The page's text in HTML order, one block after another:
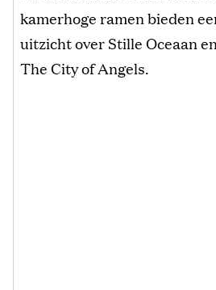
kamerhoge ramen bieden
uitzicht over Stille Oceaan
The City of Angels.